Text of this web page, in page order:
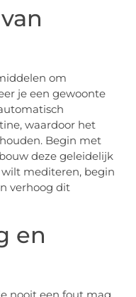
om
je een gewoonte
waardoor het
Begin met
deze geleidelijk
wilt mediteren, begin
verhoog dit
en